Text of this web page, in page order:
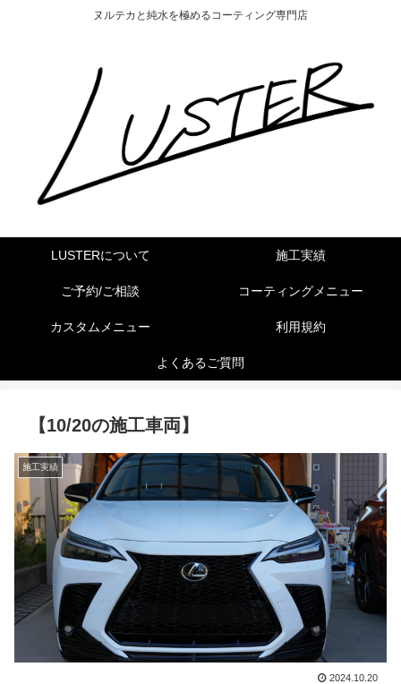
ヌルテカと純水を極めるコーティング専門店
LUSTERについて 施工実績
ご予約/ご相談 コーティングメニュー
カスタムメニュー 利用規約
よくあるご質問
【10/20の施工車両】
施工実績
2024.10.20